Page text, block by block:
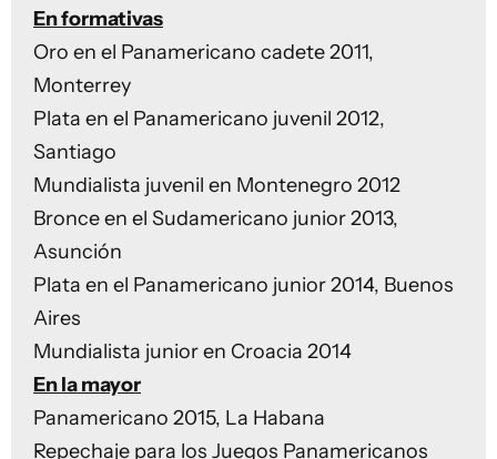
En formativas
Oro en el Panamericano cadete 2011,
Monterrey
Plata en el Panamericano juvenil 2012,
Santiago
Mundialista juvenil en Montenegro 2012
Bronce en el Sudamericano junior 2013,
Asunción
Plata en el Panamericano junior 2014, Buenos
Aires
Mundialista junior en Croacia 2014
En la mayor
Panamericano 2015, La Habana
Repechaje para los Juegos Panamericanos